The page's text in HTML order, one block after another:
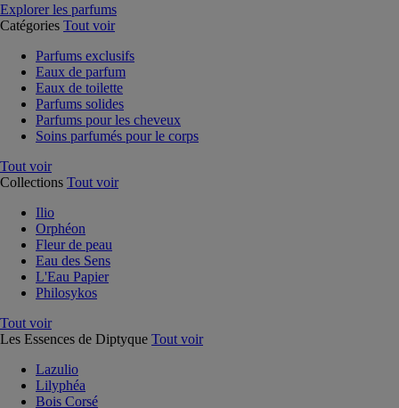
Explorer les parfums
Catégories Tout voir
Parfums exclusifs
Eaux de parfum
Eaux de toilette
Parfums solides
Parfums pour les cheveux
Soins parfumés pour le corps
Tout voir
Collections Tout voir
Ilio
Orphéon
Fleur de peau
Eau des Sens
L'Eau Papier
Philosykos
Tout voir
Les Essences de Diptyque Tout voir
Lazulio
Lilyphéa
Bois Corsé